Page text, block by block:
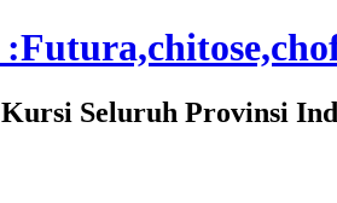
Seluruh Provinsi